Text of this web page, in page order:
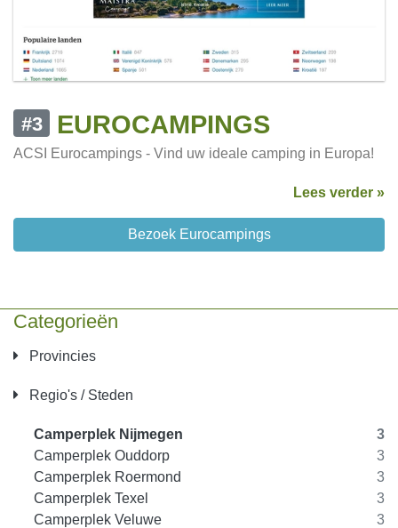
Categorieën
Provincies
Regio's / Steden
Camperplek Nijmegen
3
Camperplek Ouddorp
3
Camperplek Roermond
3
Camperplek Texel
3
Camperplek Veluwe
3
#3 EUROCAMPINGS
ACSI Eurocampings - Vind uw ideale camping in Europa!
Lees verder »
Bezoek Eurocampings